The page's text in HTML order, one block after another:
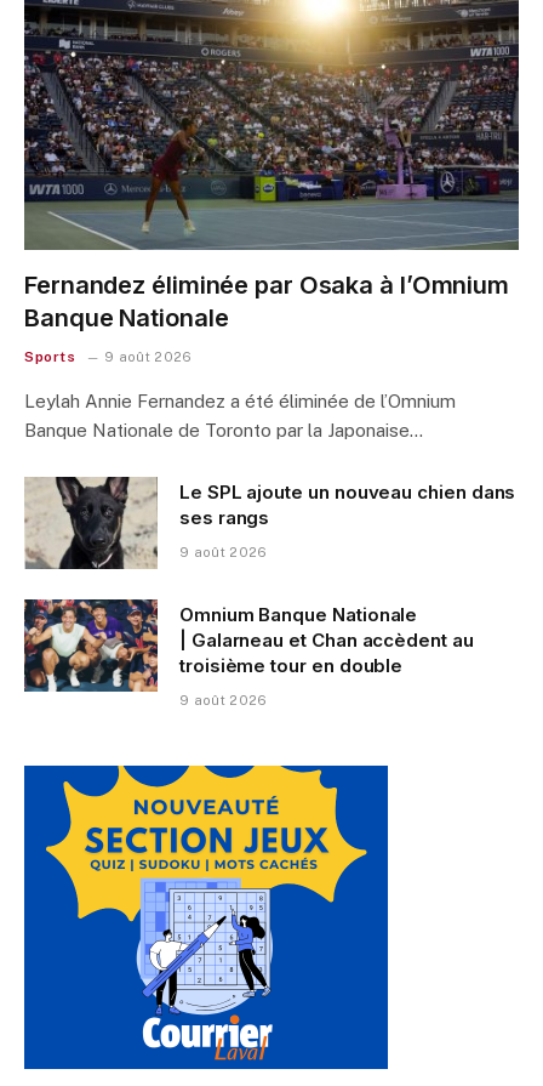
Fernandez éliminée par Osaka à l’Omnium
Banque Nationale
Sports 9 août 2026
Leylah Annie Fernandez a été éliminée de l’Omnium
Banque Nationale de Toronto par la Japonaise…
Le SPL ajoute un nouveau chien dans
ses rangs
9 août 2026
Omnium Banque Nationale
| Galarneau et Chan accèdent au
troisième tour en double
9 août 2026